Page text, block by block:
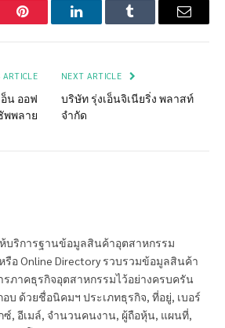
Pinterest LinkedInTumblr Email
ARTICLE
น ออฟ
พพลาย
NEXT ARTICLE
บริษัท รุ่งเอ็นจิเนียริ่ง พลาสท์
จำกัด
บริการฐานข้อมูลสินค้าอุตสาหกรรม
รือ Online Directory รวบรวมข้อมูลสินค้า
รภาคธุรกิจอุตสาหกรรมไว้อย่างครบครัน
บ ด้วยชื่อนิคมฯ ประเภทธุรกิจ, ที่อยู่, เบอร์
ซ์, อีเมล์, จำนวนคนงาน, ผู้ถือหุ้น, แผนที่,